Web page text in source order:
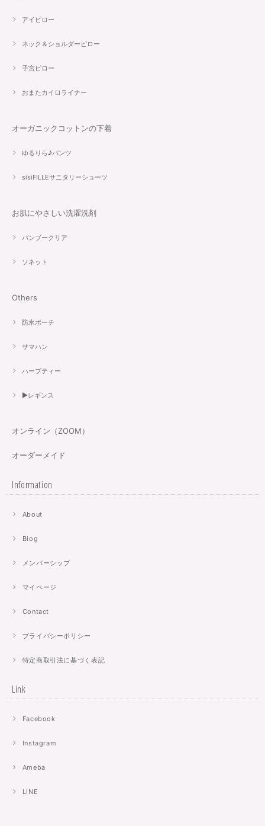
アイピロー
ネック＆ショルダーピロー
子宮ピロー
おまたカイロライナー
オーガニックコットンの下着
ゆるりら♪パンツ
sisiFILLEサニタリーショーツ
お肌にやさしい洗濯洗剤
バンブークリア
ソネット
Others
防水ポーチ
サマハン
ハーブティー
▶︎レギンス
オンライン（ZOOM）
オーダーメイド
Information
About
Blog
メンバーシップ
マイページ
Contact
プライバシーポリシー
特定商取引法に基づく表記
Link
Facebook
Instagram
Ameba
LINE